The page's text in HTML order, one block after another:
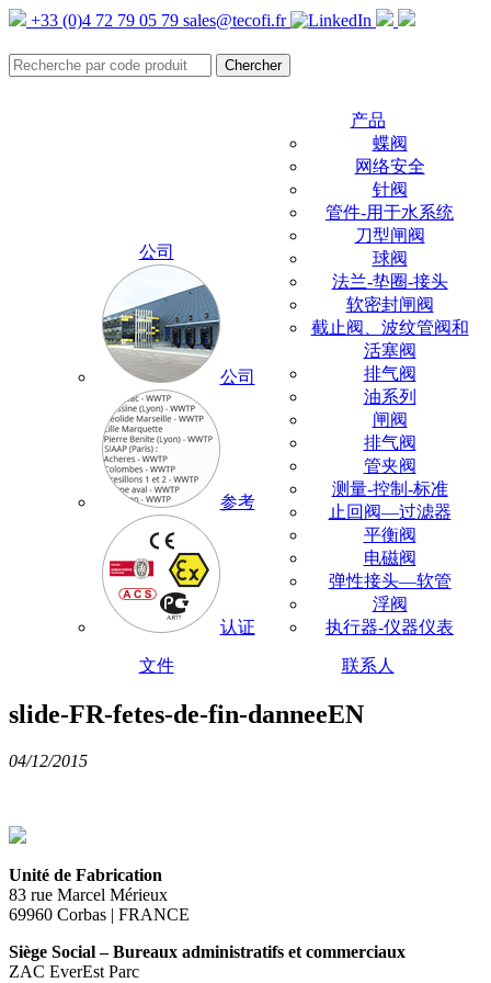
+33 (0)4 72 79 05 79 sales@tecofi.fr
公司
公司
参考
认证
产品
蝶阀
网络安全
针阀
管件-用于水系统
刀型闸阀
球阀
法兰-垫圈-接头
软密封闸阀
截止阀、波纹管阀和
活塞阀
排气阀
油系列
闸阀
排气阀
管夹阀
测量-控制-标准
止回阀—过滤器
平衡阀
电磁阀
弹性接头—软管
浮阀
执行器-仪器仪表
文件 联系人
slide-FR-fetes-de-fin-danneeEN
04/12/2015
Unité de Fabrication
83 rue Marcel Mérieux
69960 Corbas | FRANCE
Siège Social – Bureaux administratifs et commerciaux
ZAC EverEst Parc